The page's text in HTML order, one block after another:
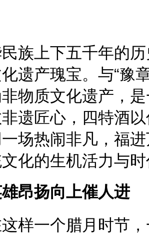
族上下五千年的
遗产瑰宝。与“豫
物质文化遗产，
遗匠心，四特酒
场热闹非凡，福
化的生机活力与
昂扬向上催人进
样一个腊月时节